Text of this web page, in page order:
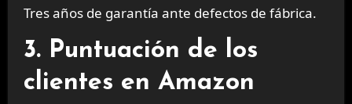
Tres años de garantía ante defectos de fábrica.
3. Puntuación de los
clientes en Amazon